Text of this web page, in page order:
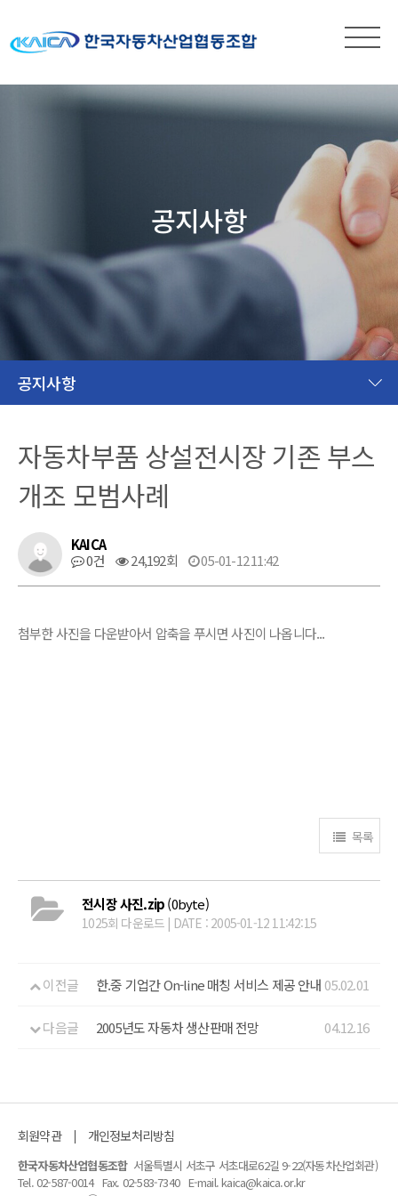
공지사항
공지사항
자동차부품 상설전시장 기존 부스
개조 모범사례
KAICA
0건
24,192회 05-01-12 11:42
첨부한 사진을 다운받아서 압축을 푸시면 사진이 나옵니다...
목록
전시장 사진.zip(0byte)
1025회 다운로드 | DATE : 2005-01-12 11:42:15
이전글 한.중 기업간 On-line 매칭 서비스 제공 안내 05.02.01
다음글 2005년도 자동차 생산판매 전망 04.12.16
회원약관 개인정보처리방침
한국자동차산업협동조합서울특별시 서초구 서초대로62길 9-22(자동차산업회관)
Tel. 02-587-0014 Fax. 02-583-7340E-mail. kaica@kaica.or.kr